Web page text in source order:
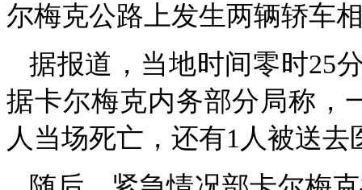
尔梅克公路上发生两辆轿车
据报道，当地时间零时25
据卡尔梅克内务部分局称，
人当场死亡，还有1人被送去